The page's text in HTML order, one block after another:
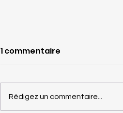
1 commentaire
Rédigez un commentaire...